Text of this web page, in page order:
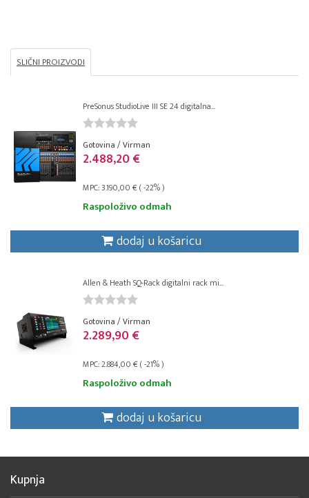
SLIČNI PROIZVODI
PreSonus StudioLive III SE 24 digitalna...
Gotovina / Virman
2.488,20 €
MPC: 3.190,00 € ( -22% )
Raspoloživo odmah
dodaj u košaricu
Allen & Heath SQ-Rack digitalni rack mi...
Gotovina / Virman
2.289,90 €
MPC: 2.884,00 € ( -21% )
Raspoloživo odmah
dodaj u košaricu
Kupnja